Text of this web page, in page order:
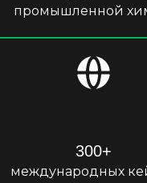
промышленной
300+
международных